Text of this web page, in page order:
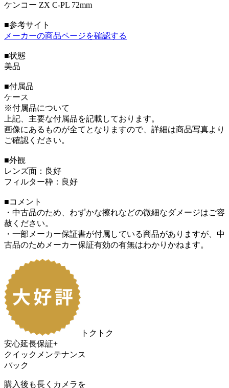
ケンコー ZX C-PL 72mm
■参考サイト
メーカーの商品ページを確認する
■状態
美品
■付属品
ケース
※付属品について
上記、主要な付属品を記載しております。
画像にあるものが全てとなりますので、詳細は商品写真より
ご確認ください。
■外観
レンズ面：良好
フィルター枠：良好
■コメント
・中古品のため、わずかな擦れなどの微細なダメージはご容
赦ください。
・一部メーカー保証書が付属している商品がありますが、中
古品のためメーカー保証有効の有無はわかりかねます。
トクトク
安心延長保証+
クイックメンテナンス
パック
購入後も長くカメラを